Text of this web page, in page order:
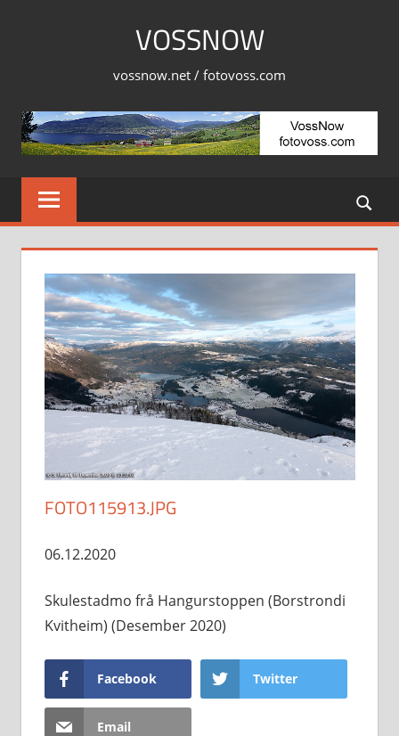
VOSSNOW
vossnow.net / fotovoss.com
FOTO115913.JPG
06.12.2020
Skulestadmo frå Hangurstoppen (Borstrondi
Kvitheim) (Desember 2020)
Facebook Twitter
Email